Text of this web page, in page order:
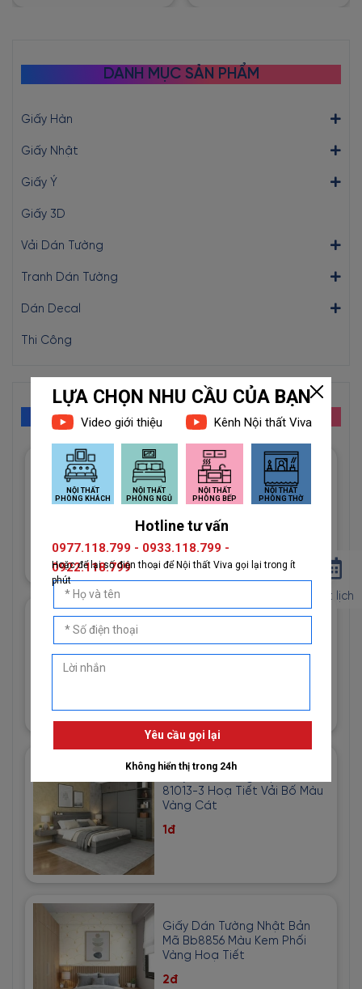
DANH MỤC SẢN PHẨM
Giấy Hàn
Giấy Nhật
Giấy Ý
Giấy 3D
Vải Dán Tường
Tranh Dán Tường
Dán Decal
Thi Công
GIẤY MỚI
Giấy Dán Tường Imperial Mã
81012-3 Họa Tiết Hình Học
Độc Đáo
1đ
81013-2 Vân Vải Dệt Màu
Trắng
81013-3 Hoạ Tiết Vải Bố Màu
Vàng Cát
1đ
Giấy Dán Tường Nhật Bản
Mã Bb8856 Màu Kem Phối
Vàng Hoạ Tiết
2đ
Đặt lịch